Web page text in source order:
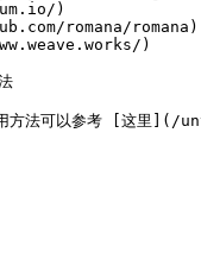
)
romana/romana)
)